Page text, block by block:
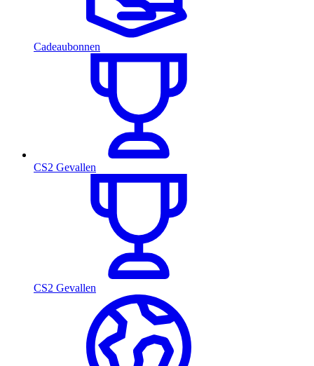
Cadeaubonnen
CS2 Gevallen
CS2 Gevallen